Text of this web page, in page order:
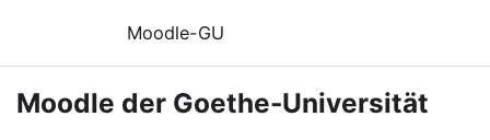
Moodle-GU
Moodle der Goethe-Universität